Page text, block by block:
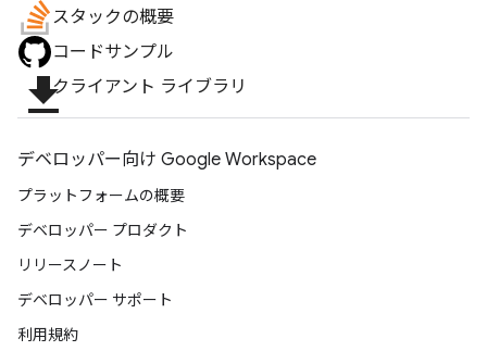
スタックの概要
コードサンプル
file_downloadクライアント ライブラリ
デベロッパー向け Google Workspace
プラットフォームの概要
デベロッパー プロダクト
リリースノート
デベロッパー サポート
利用規約